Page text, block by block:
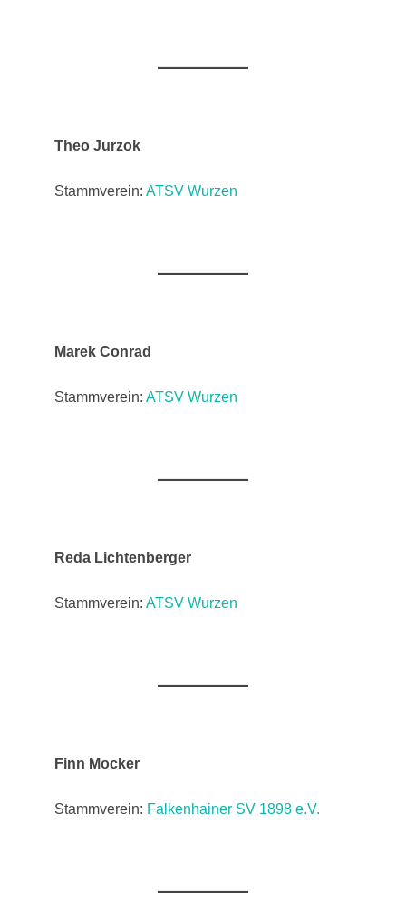
Theo Jurzok
Stammverein: ATSV Wurzen
Marek Conrad
Stammverein: ATSV Wurzen
Reda Lichtenberger
Stammverein: ATSV Wurzen
Finn Mocker
Stammverein: Falkenhainer SV 1898 e.V.